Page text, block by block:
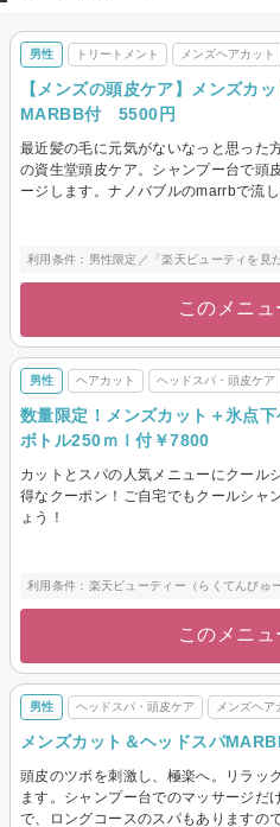
男性 トリートメント メンズヘアカット
【メンズの頭皮ケア】メンズカ
MARBB付 5500円
最近髪の毛に元気がないなっと思った
の資生堂頭皮ケア。シャンプー台で頭
ージします。ナノバブルのmarrbで流し
利用条件：男性限定／「楽天ビューティを見
このメニ
男性 ヘアカット ヘッドスパ・頭皮ケア
数量限定！メンズカット＋氷点
ボトル250ｍｌ付￥7800
カットとスパの人気メニューにクール
得なクーポン！ご自宅でもクールシャ
ょう！
利用条件：楽天ビューティー（らくてんびゅ
このメニ
男性 ヘッドスパ・頭皮ケア メンズヘア
メンズカット＆ヘッドスパ
頭皮のツボを刺激し、極楽へ。リラッ
ます。シャンプー台でのマッサージだ
で、ロングコースのスパもありますの